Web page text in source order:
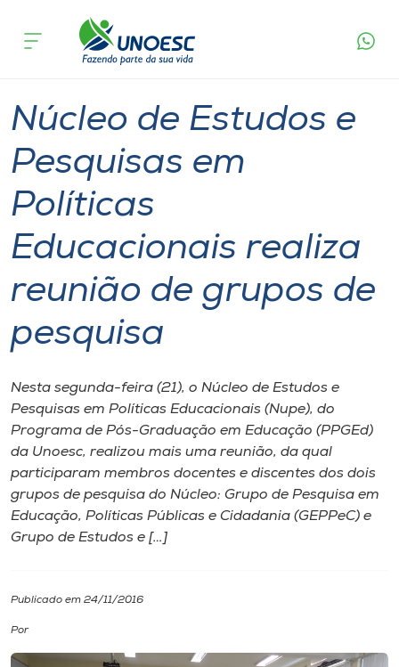
Cursos
Pesquisa
Atendimento ao Estudante
Portal de Ensino
Unoesc
Internacionalização
I.nova
Diplomados
Cultura
CPA
Biblioteca
acontece
pesquisa
Núcleo de Estudos e
Pesquisas em
Políticas
Educacionais realiza
reunião de grupos de
pesquisa
Nesta segunda-feira (21), o Núcleo de Estudos e
Pesquisas em Políticas Educacionais (Nupe), do
Programa de Pós-Graduação em Educação (PPGEd)
da Unoesc, realizou mais uma reunião, da qual
participaram membros docentes e discentes dos dois
grupos de pesquisa do Núcleo: Grupo de Pesquisa em
Educação, Políticas Públicas e Cidadania (GEPPeC) e
Grupo de Estudos e […]
Publicado em 24/11/2016
Por